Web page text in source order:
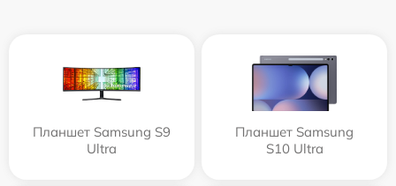
Планшет Samsung S9
Ultra
Планшет Samsung
S10 Ultra